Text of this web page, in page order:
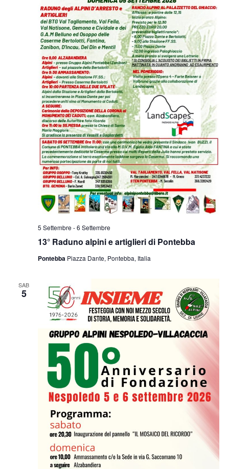
13° Raduno alpini e artiglieri di Pontebba
5 Settembre -6 Settembre
Pontebba Piazza Dante, Pontebba, Italia
SAB
5